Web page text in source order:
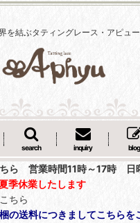
を結ぶタティングレース・アピュ
search inquiry blog
ら 営業時間11時～17時 日
休業したします
ちら
の送料につきましてこちらを